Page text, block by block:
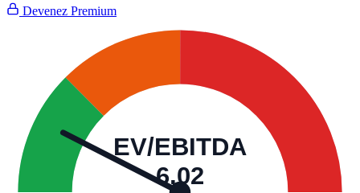
Devenez Premium
EV/EBITDA
6,02